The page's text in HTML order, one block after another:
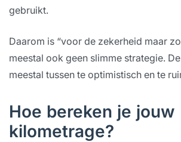
gebruikt.
Daarom is “voor de zekerheid maar
meestal ook geen slimme strategie.
meestal tussen te optimistisch en te
Hoe bereken je jouw
kilometrage?